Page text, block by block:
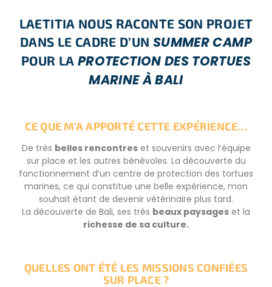
LAETITIA NOUS RACONTE SON PROJET
DANS LE CADRE D’UN SUMMER CAMP
POUR LA PROTECTION DES TORTUES
MARINE À BALI
CE QUE M’A APPORTÉ CETTE EXPÉRIENCE…
De très belles rencontreset souvenirs avec l’équipe
sur place et les autres bénévoles. La découverte du
fonctionnement d’un centre de protection des tortues
marines, ce qui constitue une belle expérience, mon
souhait étant de devenir vétérinaire plus tard.
La découverte de Bali, ses très beaux paysages et la
richesse de sa culture.
QUELLES ONT ÉTÉ LES MISSIONS CONFIÉES
SUR PLACE ?